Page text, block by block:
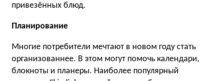
привезённых блюд.
Планирование
Многие потребители мечтают в новом году стать
организованнее. В этом могут помочь календари,
блокноты и планеры. Наиболее популярный